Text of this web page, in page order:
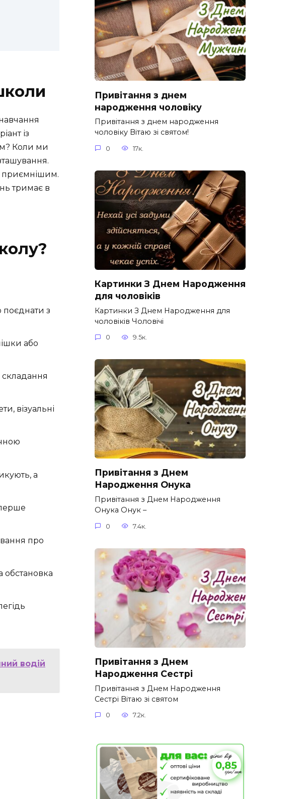
із
Коли ми
приємнішим.
тримає в
поєднати з
або
візуальні
а
про
водій
Привітання з днем
народження чоловіку
Привітання з днем народження
чоловіку Вітаю зі святом!
0 17к.
Картинки З Днем Народження
для чоловіків​
Картинки З Днем Народження для
чоловіків​ Чоловічі
0 9.5к.
Привітання з Днем
Народження Онука
Привітання з Днем Народження
Онука Онук –
0 7.4к.
Привітання з Днем
Народження Сестрі
Привітання з Днем Народження
Сестрі Вітаю зі святом
0 7.2к.